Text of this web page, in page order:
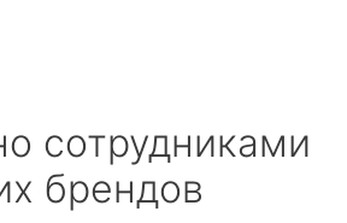
сотрудниками
брендов